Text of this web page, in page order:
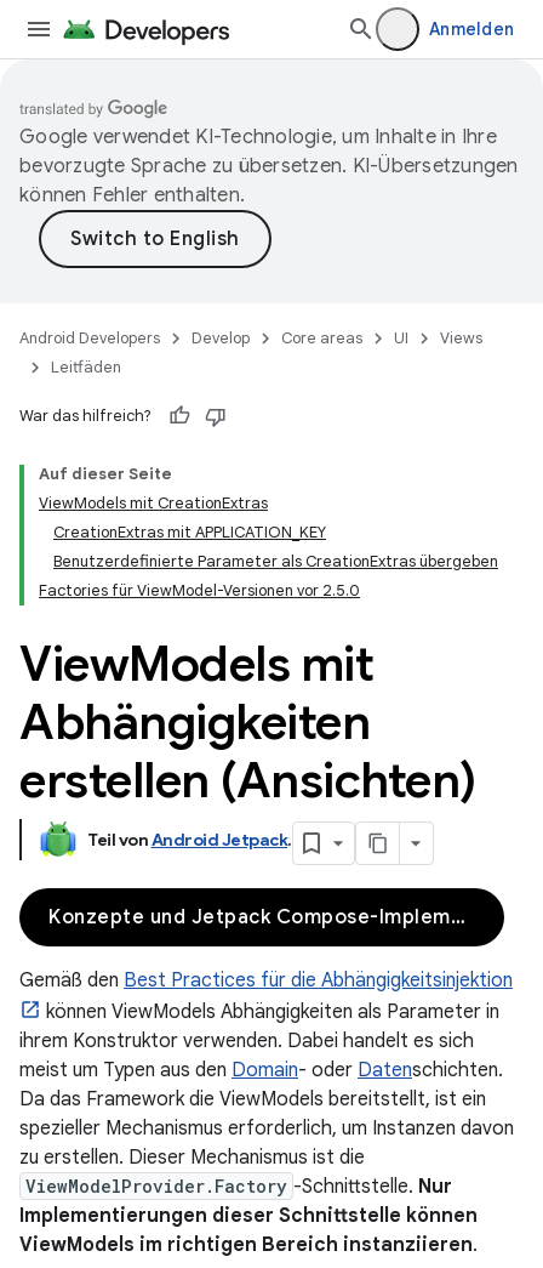
Anmelden
Google verwendet KI-Technologie, um Inhalte in Ihre
bevorzugte Sprache zu übersetzen. KI-Übersetzungen
können Fehler enthalten.
Android Developers Develop Core areas UI
Views
Leitfäden
War das hilfreich?
Auf dieser Seite
ViewModels mit CreationExtras
CreationExtras mit APPLICATION_KEY
Benutzerdefinierte Parameter als CreationExtras übergeben
Factories für ViewModel-Versionen vor 2.5.0
ViewModels mit
Abhängigkeiten
erstellen (Ansichten)
Teil vonAndroid Jetpack.
Konzepte und Jetpack Compose-Implementierung
Gemäß den Best Practices für die Abhängigkeitsinjektion
können ViewModels Abhängigkeiten als Parameter in
ihrem Konstruktor verwenden. Dabei handelt es sich
meist um Typen aus den Domain- oder Datenschichten.
Da das Framework die ViewModels bereitstellt, ist ein
spezieller Mechanismus erforderlich, um Instanzen davon
zu erstellen. Dieser Mechanismus ist die
ViewModelProvider.Factory -Schnittstelle. Nur
Implementierungen dieser Schnittstelle können
ViewModels im richtigen Bereich instanziieren.